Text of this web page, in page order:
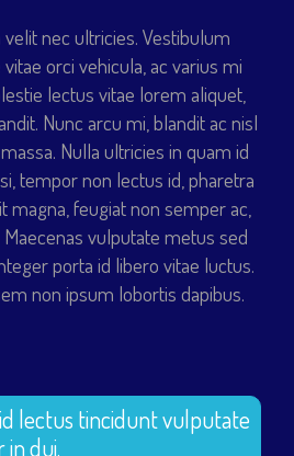
nec ultricies. Vestibulum
orci vehicula, ac varius mi
lectus vitae lorem aliquet,
Nunc arcu mi, blandit ac nisl
Nulla ultricies in quam id
tempor non lectus id, pharetra
magna, feugiat non semper ac,
vulputate metus sed
porta id libero vitae luctus.
non ipsum lobortis dapibus.
lectus tincidunt vulputate
dui.